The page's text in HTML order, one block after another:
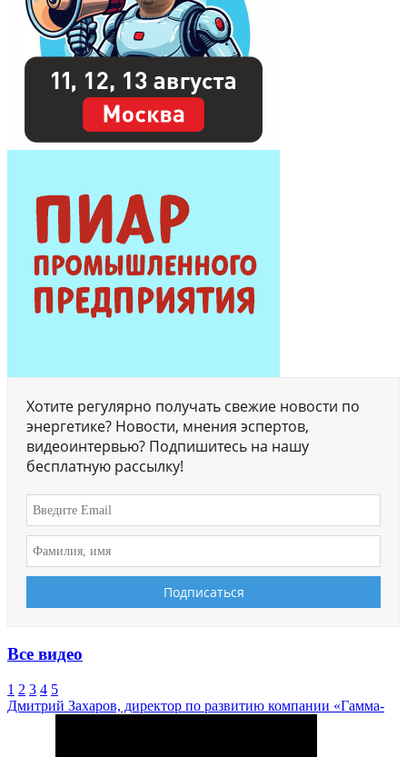
Хотите регулярно получать свежие новости по
энергетике? Новости, мнения эспертов,
видеоинтервью? Подпишитесь на нашу
бесплатную рассылку!
Все видео
1 2 3 4 5
Дмитрий Захаров, директор по развитию компании «Гамма-